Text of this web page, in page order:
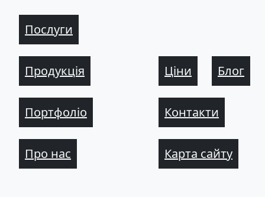
Послуги
Продукція
Портфоліо
Про нас
Ціни Блог
Контакти
Карта сайту